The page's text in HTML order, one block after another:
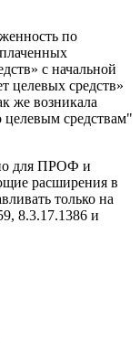
по
с начальной
целевых средств»
же возникала
целевым средствам"
для ПРОФ и
расширения в
только на
8.3.17.1386 и